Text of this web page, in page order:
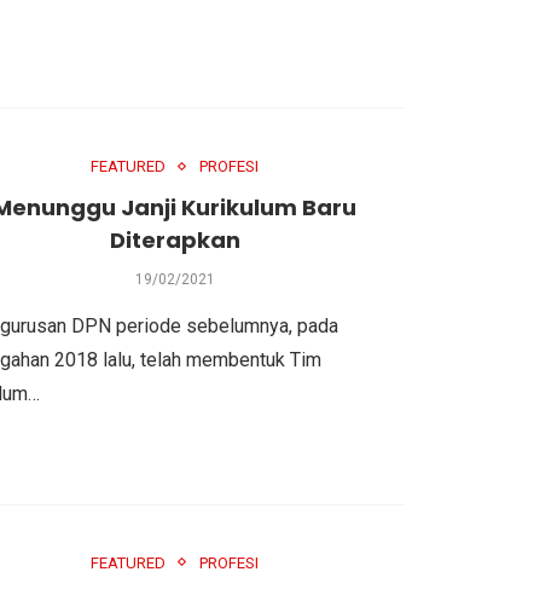
FEATURED PROFESI
Janji Kurikulum Baru
Diterapkan
19/02/2021
DPN periode sebelumnya, pada
2018 lalu, telah membentuk Tim
FEATURED PROFESI